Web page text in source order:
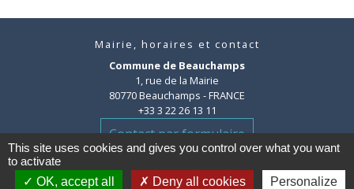
Mairie, horaires et contact
Commune de Beauchamps
1, rue de la Mairie
80770 Beauchamps - FRANCE
+33 3 22 26 13 11
Contact par formulaire
This site uses cookies and gives you control over what you want
to activate
OK, accept all
Deny all cookies Personalize